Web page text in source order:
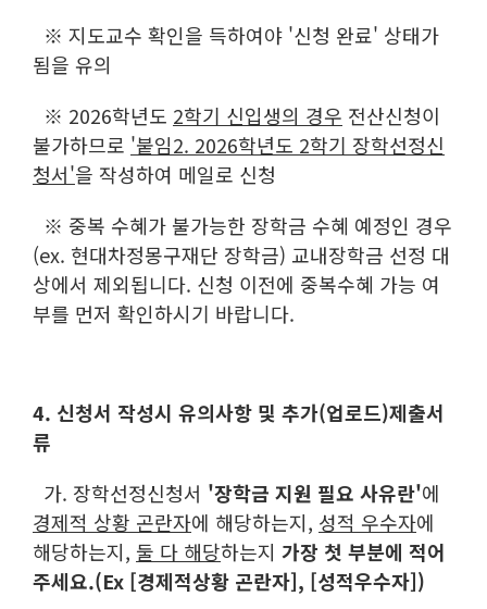
※ 지도교수 확인을 득하여야 '신청 완료' 상태가
됨을 유의
※ 2026학년도 2학기 신입생의 경우 전산신청이
불가하므로 '붙임2. 2026학년도 2학기 장학선정신
청서'을 작성하여 메일로 신청
※ 중복 수혜가 불가능한 장학금 수혜 예정인 경우
(ex. 현대차정몽구재단 장학금) 교내장학금 선정 대
상에서 제외됩니다. 신청 이전에 중복수혜 가능 여
부를 먼저 확인하시기 바랍니다.
4. 신청서 작성시 유의사항 및 추가(업로드)제출서
류
가. 장학선정신청서 '장학금 지원 필요 사유란'에
경제적 상황 곤란자에 해당하는지, 성적 우수자에
해당하는지, 둘 다 해당하는지 가장 첫 부분에 적어
주세요.(Ex [경제적상황 곤란자], [성적우수자])